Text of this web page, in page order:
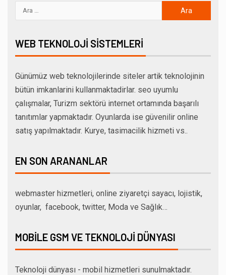
WEB TEKNOLOJI SISTEMLERI
Günümüz web teknolojilerinde siteler artik teknolojinin
bütün imkanlarini kullanmaktadirlar. seo uyumlu
çalışmalar, Turizm sektörü internet ortamında başarılı
tanıtımlar yapmaktadır. Oyunlarda ise güvenilir online
satış yapılmaktadır. Kurye, tasimacilik hizmeti vs..
EN SON ARANANLAR
webmaster hizmetleri, online ziyaretçi sayacı, lojistik,
oyunlar, facebook, twitter, Moda ve Sağlık…
MOBILE GSM VE TEKNOLOJI DÜNYASI
Teknoloji dünyası - mobil hizmetleri sunulmaktadır.